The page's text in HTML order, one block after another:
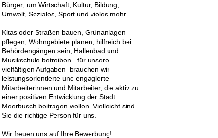
Bürger; um Wirtschaft, Kultur, Bildung,
Umwelt, Soziales, Sport und vieles mehr.
Kitas oder Straßen bauen, Grünanlagen
pflegen, Wohngebiete planen, hilfreich bei
Behördengängen sein, Hallenbad und
Musikschule betreiben - für unsere
vielfältigen Aufgaben brauchen wir
leistungsorientierte und engagierte
Mitarbeiterinnen und Mitarbeiter, die aktiv zu
einer positiven Entwicklung der Stadt
Meerbusch beitragen wollen. Vielleicht sind
Sie die richtige Person für uns.
Wir freuen uns auf Ihre Bewerbung!